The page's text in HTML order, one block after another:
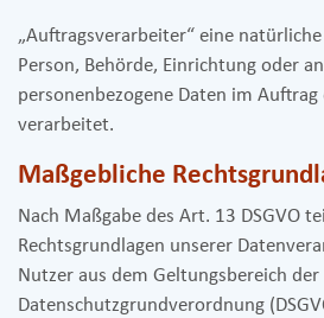
„Auftragsverarbeiter“ eine
Person, Behörde, Einrichtung oder
personenbezogene Daten im
verarbeitet.
Maßgebliche
Nach Maßgabe des Art. 13 DSGVO
Rechtsgrundlagen unserer
Nutzer aus dem Geltungsbereich der
Datenschutzgrundverordnung